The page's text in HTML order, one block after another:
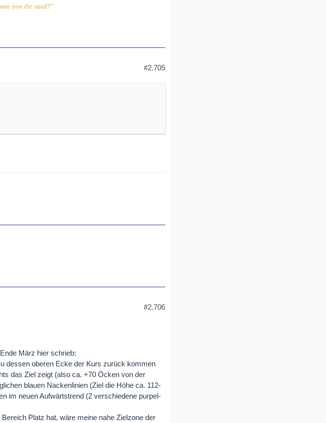
irre ihr seid?"
#2.705
#2.706
März hier schrieb:
dessen oberen Ecke der Kurs zurück kommen
das Ziel zeigt (also ca. +70 Öcken von der
blauen Nackenlinien (Ziel die Höhe ca. 112-
im neuen Aufwärtstrend (2 verschiedene purpel-
Platz hat, wäre meine nahe Zielzone der